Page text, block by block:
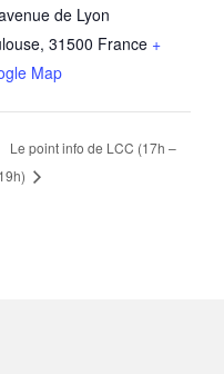
de Lyon
, 31500 France +
Map
Le point info de LCC (17h –
19h)